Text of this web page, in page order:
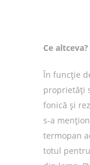
Ce altceva?
În funcție
proprietăți
fonică și
s-a
termopan
totul